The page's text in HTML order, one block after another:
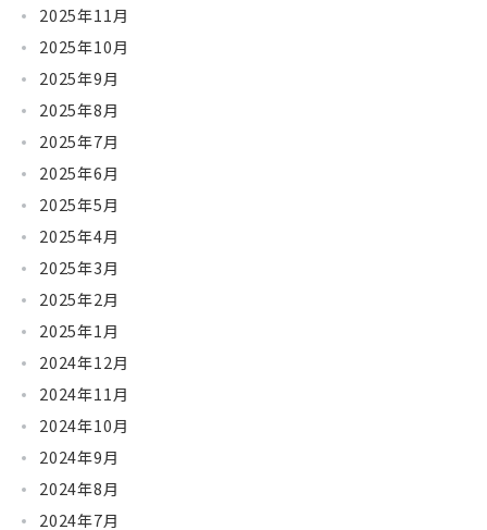
2025年11月
2025年10月
2025年9月
2025年8月
2025年7月
2025年6月
2025年5月
2025年4月
2025年3月
2025年2月
2025年1月
2024年12月
2024年11月
2024年10月
2024年9月
2024年8月
2024年7月